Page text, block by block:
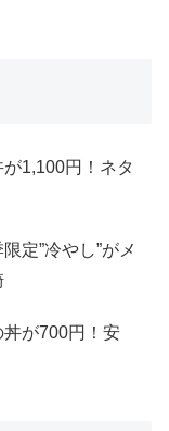
1,100円！ネタ
定”冷やし”がメ
丼が700円！安